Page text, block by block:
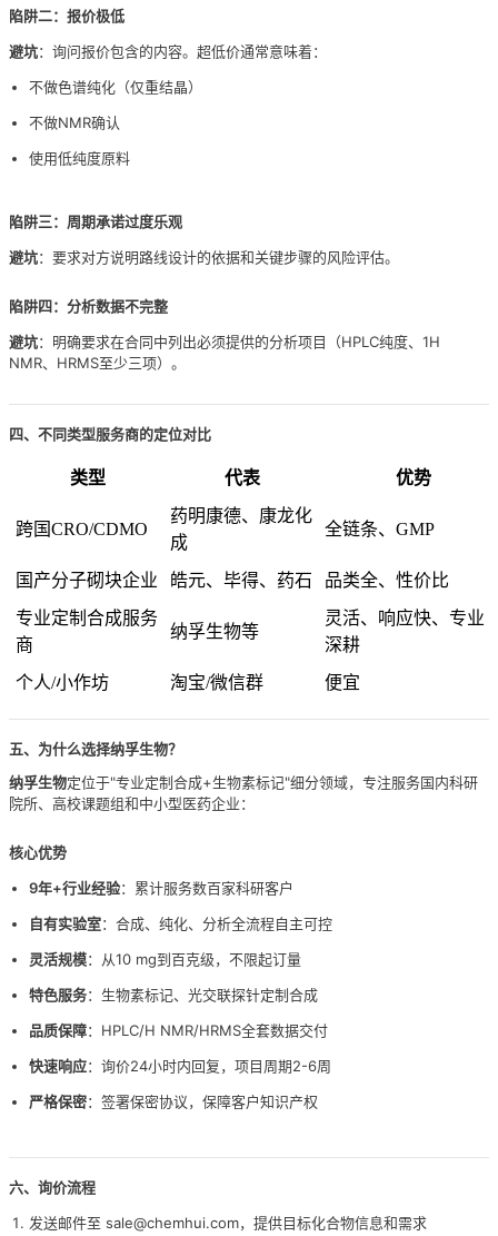
陷阱二：报价极低
避坑：询问报价包含的内容。超低价通常意味着：
不做色谱纯化（仅重结晶）
不做NMR确认
使用低纯度原料
陷阱三：周期承诺过度乐观
避坑：要求对方说明路线设计的依据和关键步骤的风险评估。
陷阱四：分析数据不完整
避坑：明确要求在合同中列出必须提供的分析项目（HPLC纯度、1H
NMR、HRMS至少三项）。
四、不同类型服务商的定位对比
类型 代表 优势
跨国CRO/CDMO
药明康德、康龙化
成
全链条、GMP
国产分子砌块企业 皓元、毕得、药石
品类全、性价比
专业定制合成服务
商
纳孚生物等
灵活、响应快、专业
深耕
个人/小作坊
淘宝/微信群 便宜
五、为什么选择纳孚生物？
纳孚生物定位于"专业定制合成+生物素标记"细分领域，专注服务国内科研
院所、高校课题组和中小型医药企业：
核心优势
9年+行业经验：累计服务数百家科研客户
自有实验室：合成、纯化、分析全流程自主可控
灵活规模：从10 mg到百克级，不限起订量
特色服务：生物素标记、光交联探针定制合成
品质保障：HPLC/H NMR/HRMS全套数据交付
快速响应：询价24小时内回复，项目周期2-6周
严格保密：签署保密协议，保障客户知识产权
六、询价流程
发送邮件至 sale@chemhui.com，提供目标化合物信息和需求